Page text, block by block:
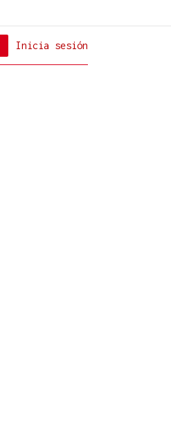
Inicia sesión